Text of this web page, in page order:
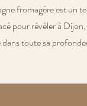
fromagère est un
pour révéler à
toute sa